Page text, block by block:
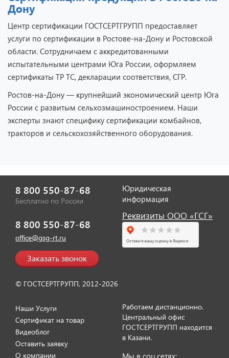
Отзыв от представителя
кафе "Весна".
"Диана Тенникова".
Отзыв от представителя ИП
"Сабирова Ольга".
Дону
Центр сертификации ГОСТСЕРТГРУПП предоставляет
услуги по сертификации в Ростове-на-Дону и Ростовской
области. Сотрудничаем с аккредитованными
испытательными центрами Юга России, оформляем
сертификаты ТР ТС, декларации соответствия, СГР.
Ростов-на-Дону — крупнейший экономический центр Юга
России с развитым сельхозмашиностроением. Наши
эксперты знают специфику сертификации комбайнов,
тракторов и сельскохозяйственного оборудования.
8 800 550-87-68
Бесплатно по России
8 800 550-87-68
office@gsg-rt.ru
Заказать звонок
© ГОСТСЕРТГРУПП, 2012-2026
Юридическая
информация
Реквизиты ООО «ГСГ»
Наши Услуги
Сертификат на товар
Видеоблог
Оставить заявку
О компании
Работаем дистанционно.
Центральный офис
ГОСТСЕРТГРУПП находится
в Казани.
Мы в соц.сетях: